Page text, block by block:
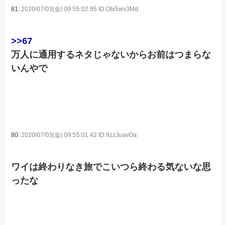
81:2020/07/03(金) 09:55:02.95 ID:Otx5wv3Md
>>67
万人に通用するネタじゃないからお前はつまらな
いんやで
80:2020/07/03(金) 09:55:01.42 ID:9zzJuavOa
ワイは終わりなき旅でこいつら終わる気ないな思
ったな